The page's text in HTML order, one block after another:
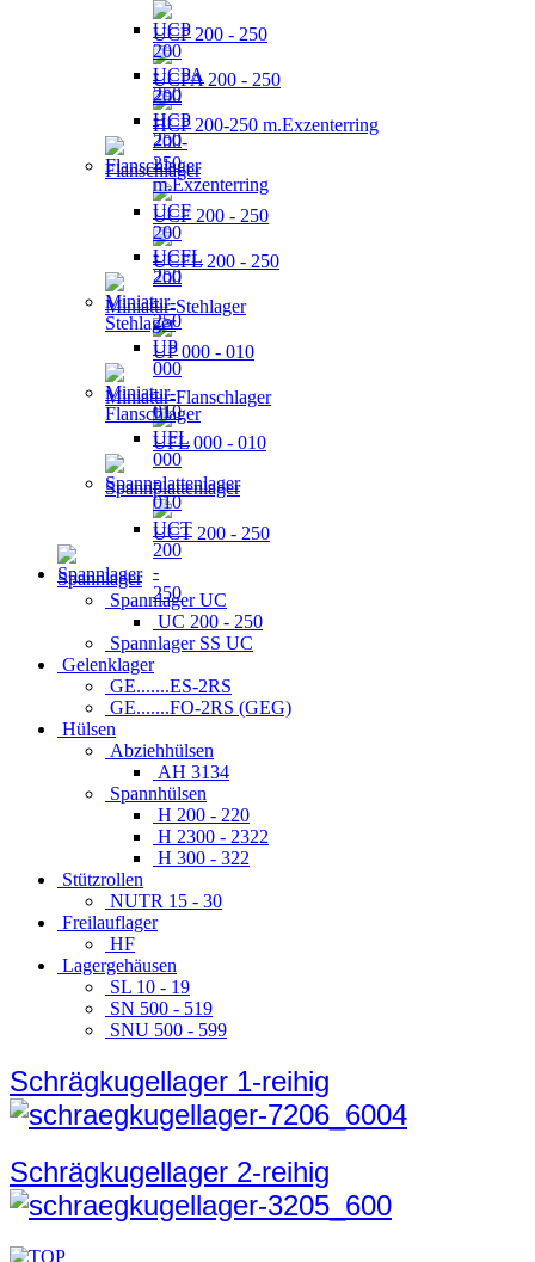
UCP 200 - 250
UCPA 200 - 250
HCP 200-250 m.Exzenterring
Flanschlager
UCF 200 - 250
UCFL 200 - 250
Miniatur-Stehlager
UP 000 - 010
Miniatur-Flanschlager
UFL 000 - 010
Spannplattenlager
UCT 200 - 250
Spannlager
Spannlager UC
UC 200 - 250
Spannlager SS UC
Gelenklager
GE.......ES-2RS
GE.......FO-2RS (GEG)
Hülsen
Abziehhülsen
AH 3134
Spannhülsen
H 200 - 220
H 2300 - 2322
H 300 - 322
Stützrollen
NUTR 15 - 30
Freilauflager
HF
Lagergehäusen
SL 10 - 19
SN 500 - 519
SNU 500 - 599
Schrägkugellager 1-reihig
Schrägkugellager 2-reihig